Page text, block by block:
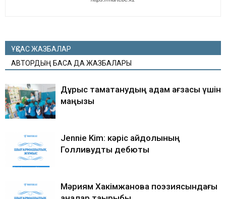
ҰҚСАС ЖАЗБАЛАР
АВТОРДЫҢ БАСҚА ДА ЖАЗБАЛАРЫ
Дұрыс тамақтанудың адам ағзасы үшін
маңызы
Jennie Kim: кәріс айдолының
Голливудтық дебюты
Мәриям Хакімжанова поэзиясындағы